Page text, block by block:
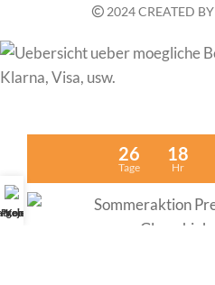
2024 CREATED BY
26
Tage
18
Hr
Projekte
Kontakt